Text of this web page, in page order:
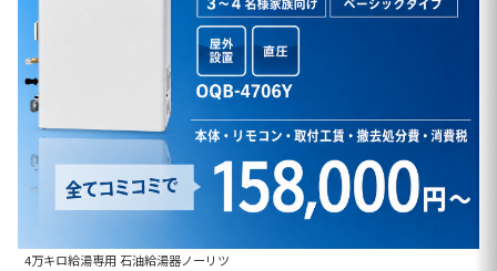
4万キロ給湯専用 石油給湯器ノーリツ